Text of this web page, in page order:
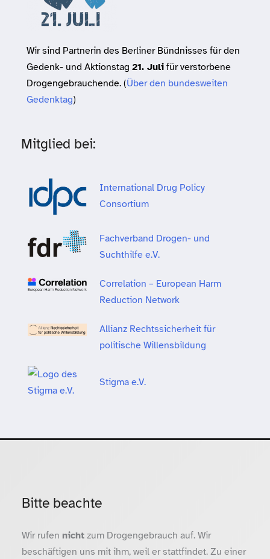
Wir sind Partnerin des Berliner Bündnisses für den
Gedenk- und Aktionstag 21. Julifür verstorbene
Drogengebrauchende. (Über den bundesweiten
Gedenktag)
Mitglied bei:
International Drug Policy
Consortium
Fachverband Drogen- und
Suchthilfe e.V.
Correlation – European Harm
Reduction Network
Allianz Rechtssicherheit für
politische Willensbildung
Stigma e.V.
Bitte beachte
Wir rufen nichtzum Drogengebrauch auf. Wir
beschäftigen uns mit ihm, weil er stattfindet. Zu einer